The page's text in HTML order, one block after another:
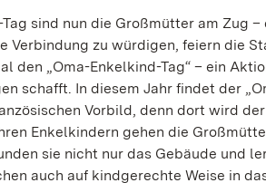
sind nun die Großmütter am Zug
Verbindung zu würdigen, feiern die
den „Oma-Enkelkind-Tag“ – ein
schafft. In diesem Jahr findet der
Vorbild, denn dort wird
Enkelkindern gehen die
sie nicht nur das Gebäude und
auch auf kindgerechte Weise in